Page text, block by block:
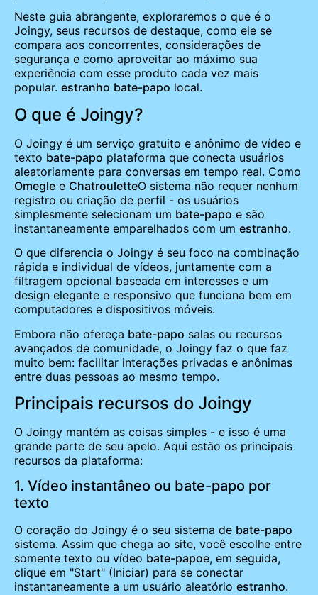
Neste guia abrangente, exploraremos o que é o
Joingy, seus recursos de destaque, como ele se
compara aos concorrentes, considerações de
segurança e como aproveitar ao máximo sua
experiência com esse produto cada vez mais
popular. estranho bate-papo local.
O que é Joingy?
O Joingy é um serviço gratuito e anônimo de vídeo e
texto bate-papo plataforma que conecta usuários
aleatoriamente para conversas em tempo real. Como
Omegle e ChatrouletteO sistema não requer nenhum
registro ou criação de perfil - os usuários
simplesmente selecionam um bate-papo e são
instantaneamente emparelhados com um estranho.
O que diferencia o Joingy é seu foco na combinação
rápida e individual de vídeos, juntamente com a
filtragem opcional baseada em interesses e um
design elegante e responsivo que funciona bem em
computadores e dispositivos móveis.
Embora não ofereça bate-papo salas ou recursos
avançados de comunidade, o Joingy faz o que faz
muito bem: facilitar interações privadas e anônimas
entre duas pessoas ao mesmo tempo.
Principais recursos do Joingy
O Joingy mantém as coisas simples - e isso é uma
grande parte de seu apelo. Aqui estão os principais
recursos da plataforma:
1. Vídeo instantâneo ou bate-papo por
texto
O coração do Joingy é o seu sistema de bate-papo
sistema. Assim que chega ao site, você escolhe entre
somente texto ou vídeo bate-papoe, em seguida,
clique em "Start" (Iniciar) para se conectar
instantaneamente a um usuário aleatório estranho.